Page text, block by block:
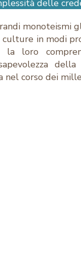
delle
monoteismi
in modi
loro
nel corso dei